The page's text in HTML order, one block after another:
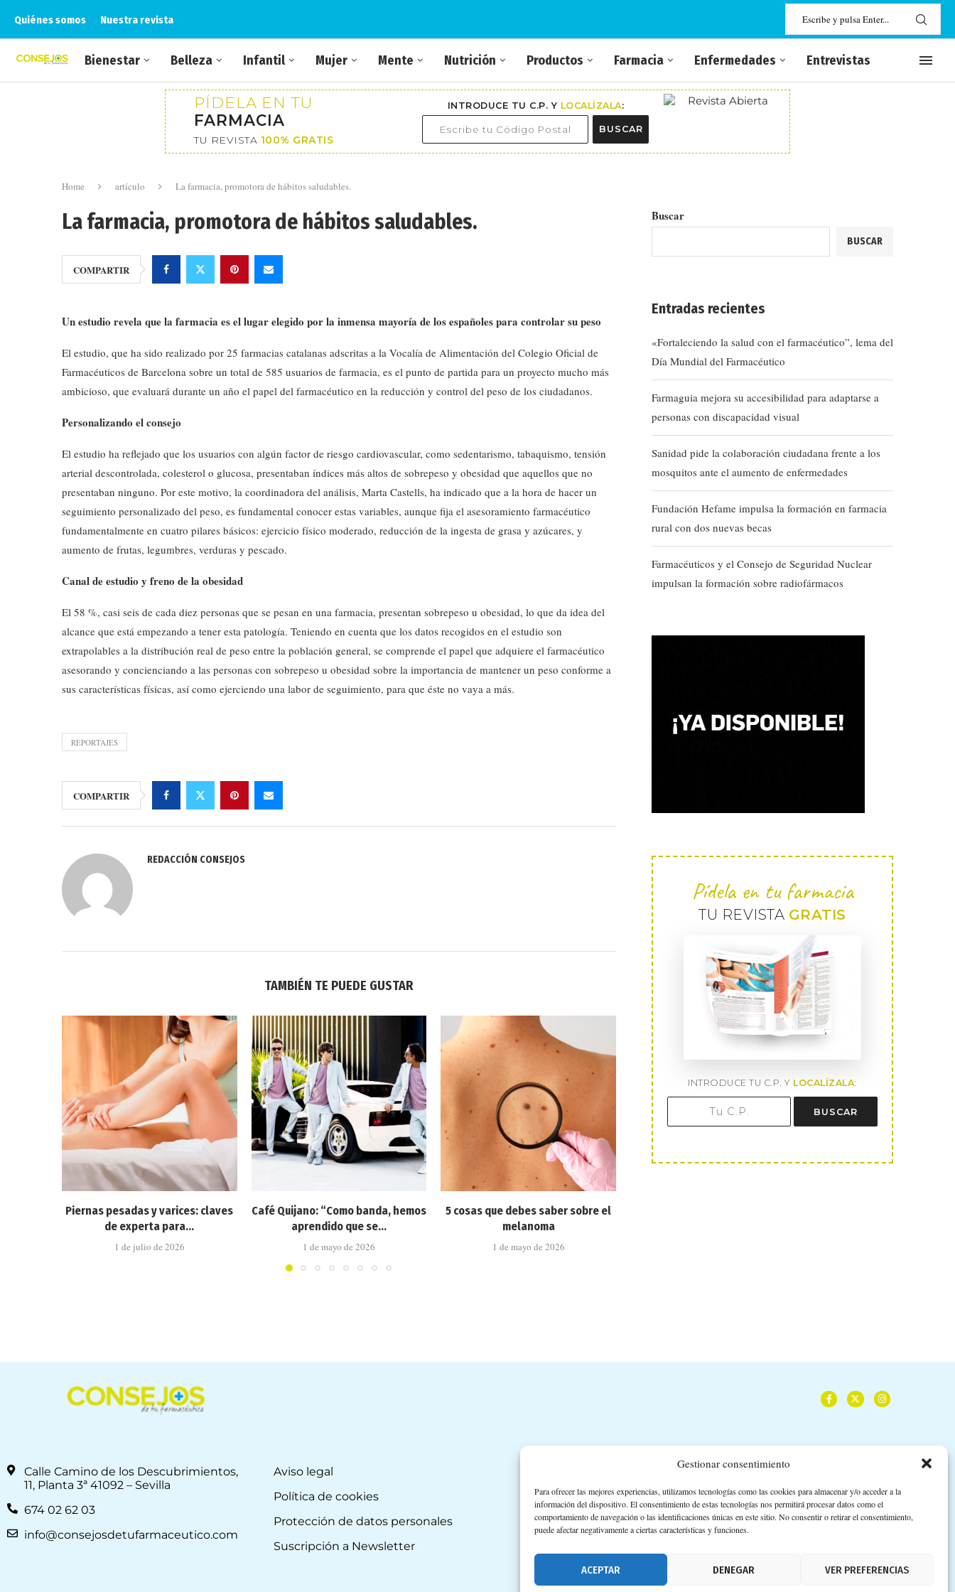
Gestionar consentimiento
Para ofrecer las mejores experiencias, utilizamos tecnologías como las cookies para almacenar y/o acceder a la
información del dispositivo. El consentimiento de estas tecnologías nos permitirá procesar datos como el
comportamiento de navegación o las identificaciones únicas en este sitio. No consentir o retirar el consentimiento,
puede afectar negativamente a ciertas características y funciones.
ACEPTAR DENEGAR VER PREFERENCIAS
Quiénes somos Nuestra revista
Bienestar Belleza Infantil Mujer Mente Nutrición Productos Farmacia Enfermedades Entrevistas
PÍDELA EN TU
FARMACIA
TU REVISTA 100% GRATIS
INTRODUCE TU C.P. Y LOCALÍZALA:
BUSCAR
Home artículo La farmacia, promotora de hábitos saludables.
La farmacia, promotora de hábitos saludables.
COMPARTIR
Un estudio revela que la farmacia es el lugar elegido por la inmensa mayoría de los españoles para controlar su peso
El estudio, que ha sido realizado por 25 farmacias catalanas adscritas a la Vocalía de Alimentación del Colegio Oficial de
Farmacéuticos de Barcelona sobre un total de 585 usuarios de farmacia, es el punto de partida para un proyecto mucho más
ambicioso, que evaluará durante un año el papel del farmacéutico en la reducción y control del peso de los ciudadanos.
Personalizando el consejo
El estudio ha reflejado que los usuarios con algún factor de riesgo cardiovascular, como sedentarismo, tabaquismo, tensión
arterial descontrolada, colesterol o glucosa, presentaban índices más altos de sobrepeso y obesidad que aquellos que no
presentaban ninguno. Por este motivo, la coordinadora del análisis, Marta Castells, ha indicado que a la hora de hacer un
seguimiento personalizado del peso, es fundamental conocer estas variables, aunque fija el asesoramiento farmacéutico
fundamentalmente en cuatro pilares básicos: ejercicio físico moderado, reducción de la ingesta de grasa y azúcares, y
aumento de frutas, legumbres, verduras y pescado.
Canal de estudio y freno de la obesidad
El 58 %, casi seis de cada diez personas que se pesan en una farmacia, presentan sobrepeso u obesidad, lo que da idea del
alcance que está empezando a tener esta patología. Teniendo en cuenta que los datos recogidos en el estudio son
extrapolables a la distribución real de peso entre la población general, se comprende el papel que adquiere el farmacéutico
asesorando y concienciando a las personas con sobrepeso u obesidad sobre la importancia de mantener un peso conforme a
sus características físicas, así como ejerciendo una labor de seguimiento, para que éste no vaya a más.
REPORTAJES
COMPARTIR
REDACCIÓN CONSEJOS
TAMBIÉN TE PUEDE GUSTAR
Piernas pesadas y varices: claves
de experta para...
1 de julio de 2026
Café Quijano: “Como banda, hemos
aprendido que se...
1 de mayo de 2026
5 cosas que debes saber sobre el
melanoma
1 de mayo de 2026
Buscar
BUSCAR
Entradas recientes
«Fortaleciendo la salud con el farmacéutico”, lema del
Día Mundial del Farmacéutico
Farmaguia mejora su accesibilidad para adaptarse a
personas con discapacidad visual
Sanidad pide la colaboración ciudadana frente a los
mosquitos ante el aumento de enfermedades
Fundación Hefame impulsa la formación en farmacia
rural con dos nuevas becas
Farmacéuticos y el Consejo de Seguridad Nuclear
impulsan la formación sobre radiofármacos
Pídela en tu farmacia
TU REVISTA GRATIS
INTRODUCE TU C.P. Y LOCALÍZALA:
BUSCAR
Calle Camino de los Descubrimientos,
11, Planta 3ª 41092 – Sevilla
674 02 62 03
info@consejosdetufarmaceutico.com
Aviso legal
Política de cookies
Protección de datos personales
Suscripción a Newsletter